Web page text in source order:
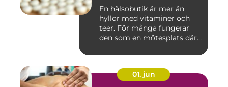
En hälsobutik är mer än
hyllor med vitaminer och
teer. För många fungerar
den som en mötesplats där
01. jun